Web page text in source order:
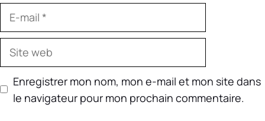
Site
Enregistrer mon nom, mon e-mail et mon site dans
le navigateur pour mon prochain commentaire.